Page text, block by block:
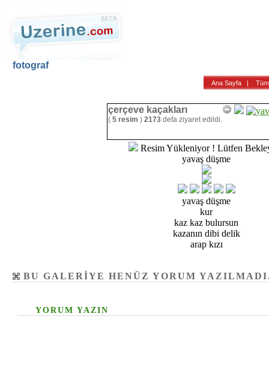
fotograf
Ana Sayfa |
çerçeve kaçakları
( 5 resim ) 2173 defa ziyaret edildi.
Resim Yükleniyor ! Lütfen
yavaş düşme
yavaş düşme
kur
kaz kaz bulursun
kazanın dibi delik
arap kızı
BU GALERIYE HENÜZ YORUM
YORUM YAZIN